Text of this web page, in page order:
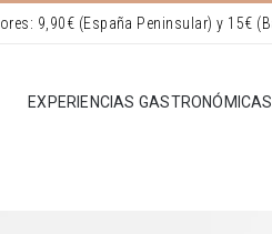
EXPERIENCIAS GASTRONÓMICAS